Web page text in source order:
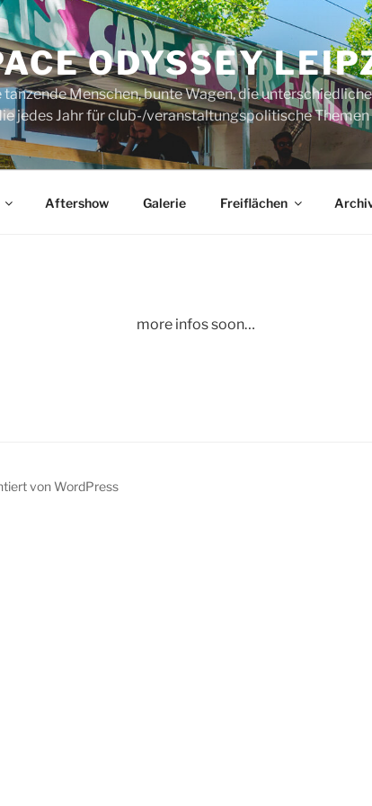
ODYSSEY
Menschen, bunte Wagen, die
jedes Jahr für club-/veranstaltungspolitische
Aftershow Galerie Freiflächen
more infos soon…
von WordPress